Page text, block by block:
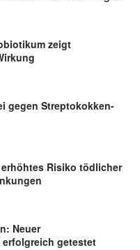
Medicine
jpnim.com
zeigt
gegen Streptokokken-
Risiko tödlicher
Neuer
getestet